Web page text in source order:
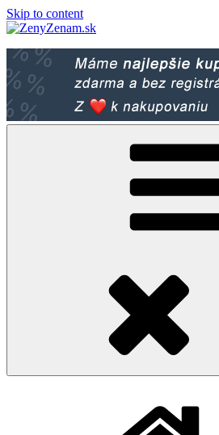
Skip to content
ZenyZenam.sk
Ženský LifeStyle magazín